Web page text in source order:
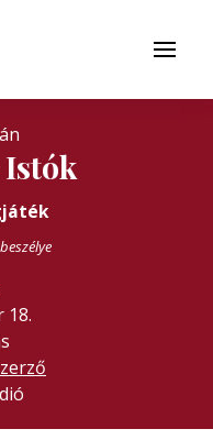
Menü
18.